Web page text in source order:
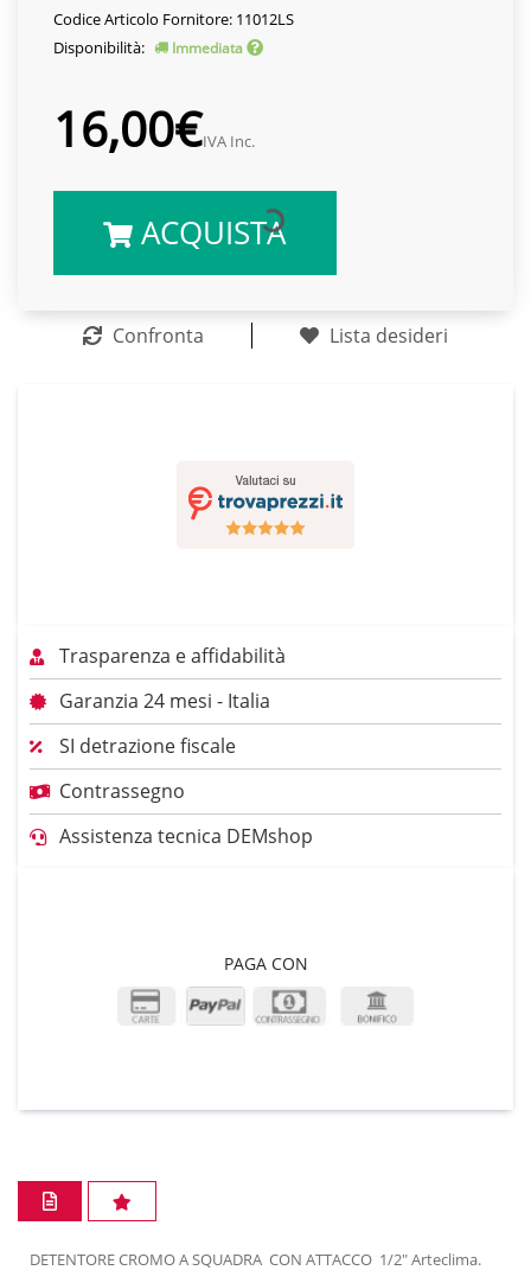
Codice Articolo Fornitore: 11012LS
Disponibilità:
Immediata
16,00€IVA Inc.
ACQUISTA
Confronta Lista desideri
Trasparenza e affidabilità
Garanzia 24 mesi - Italia
SI detrazione fiscale
Contrassegno
Assistenza tecnica DEMshop
PAGA CON
DETENTORE CROMO A SQUADRA CON ATTACCO 1/2" Arteclima.